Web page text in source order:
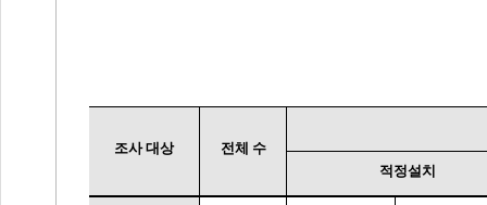
조사 대상
전체 수
적정설치